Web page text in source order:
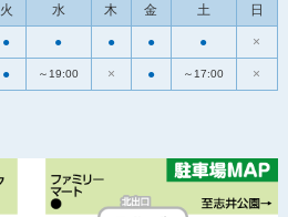
火 水 木 金 土 日
● ● ● ● ● ×
● ～19:00 × ● ～17:00 ×